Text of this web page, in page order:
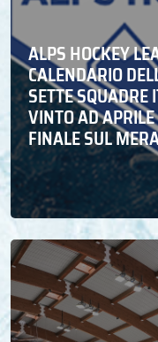
ALPS HOCKEY
CALENDARIO
SETTE
VINTO AD
FINALE SUL